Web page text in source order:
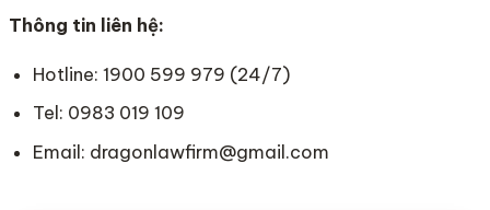
Thông tin liên hệ:
Hotline: 1900 599 979 (24/7)
Tel: 0983 019 109
Email: dragonlawfirm@gmail.com